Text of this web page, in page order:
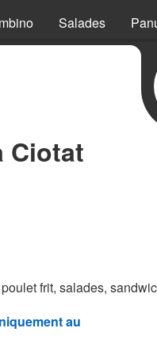
Salades
Ciotat
frit, salades,
au